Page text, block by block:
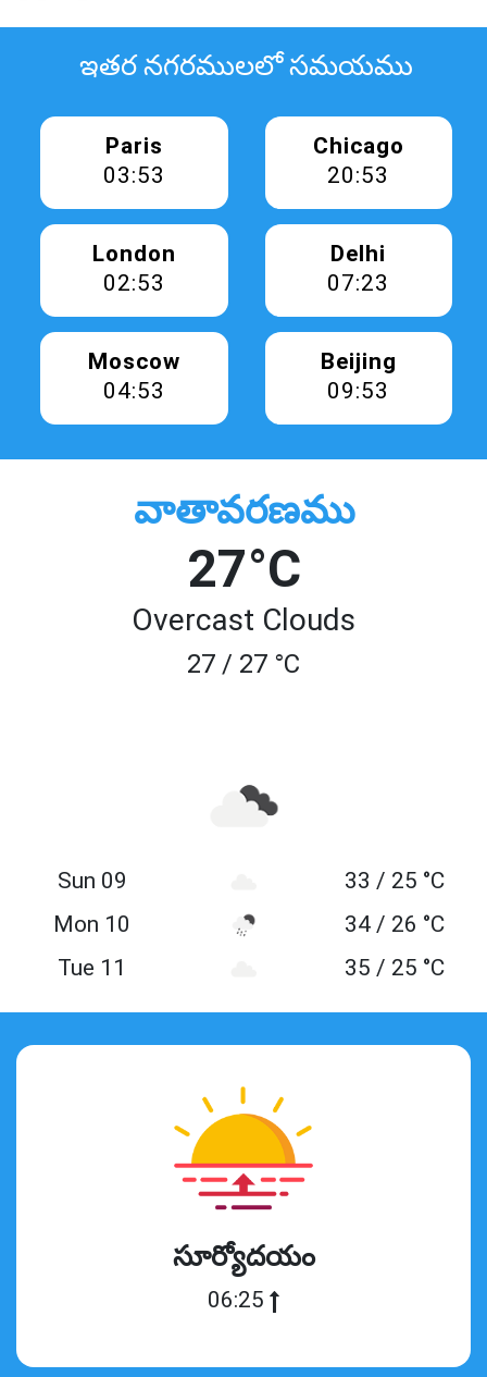
ఇతర నగరములలో సమయము
Paris
03:53
Chicago
20:53
London
02:53
Delhi
07:23
Moscow
04:53
Beijing
09:53
వాతావరణము
27°C
Overcast Clouds
27 / 27 °C
Sun 09
33 / 25 °C
Mon 10
34 / 26 °C
Tue 11
35 / 25 °C
సూర్యోదయం
06:25